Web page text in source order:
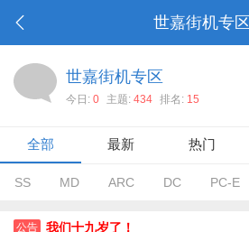
世嘉街机专区
世嘉街机专区
今日: 0 主题: 434 排名: 15
全部 最新 热门
SS MD ARC DC PC-E
公告 我们十九岁了！